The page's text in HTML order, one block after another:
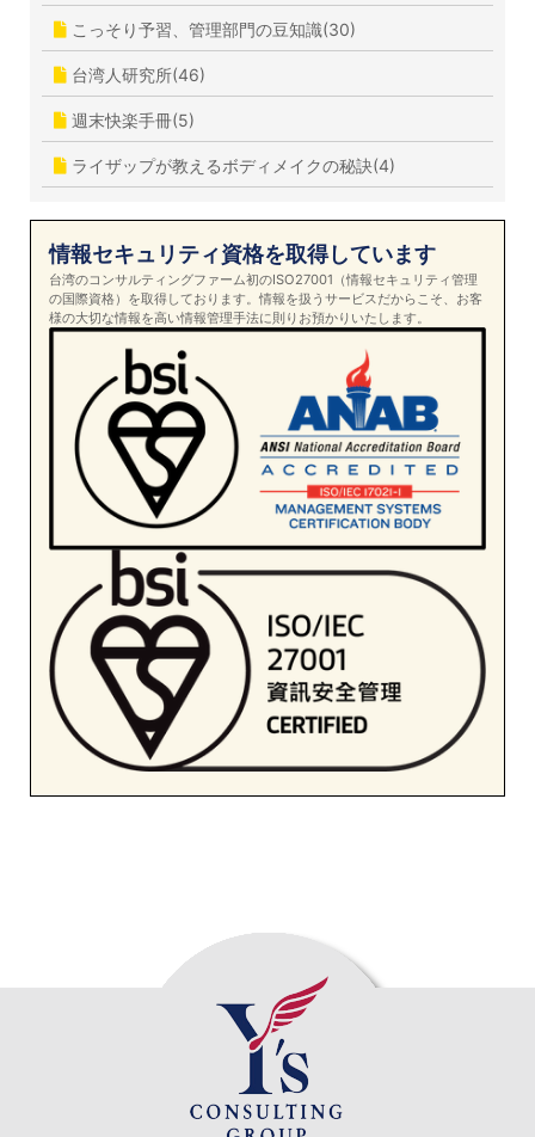
こっそり予習、管理部門の豆知識(30)
台湾人研究所(46)
週末快楽手冊(5)
ライザップが教えるボディメイクの秘訣(4)
情報セキュリティ資格を取得しています
台湾のコンサルティングファーム初のISO27001（情報セキュリティ管理
の国際資格）を取得しております。情報を扱うサービスだからこそ、お客
様の大切な情報を高い情報管理手法に則りお預かりいたします。